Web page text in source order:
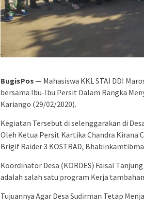
BugisPos — Mahasiswa KKL STAI DDI
bersama Ibu-Ibu Persit Dalam Rangka
Kariango (29/02/2020).
Kegiatan Tersebut di selenggarakan di
Oleh Ketua Persit Kartika Chandra Kirana
Brigif Raider 3 KOSTRAD,
Koordinator Desa (KORDES) Faisal
adalah salah satu program Kerja
Tujuannya Agar Desa Sudirman Tetap